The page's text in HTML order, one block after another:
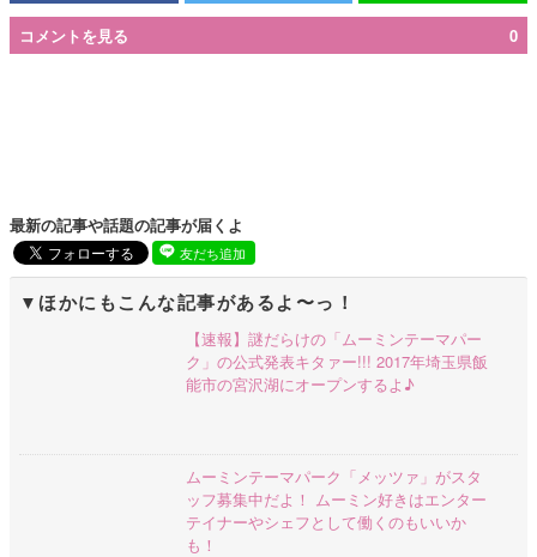
コメントを見る 0
最新の記事や話題の記事が届くよ
友だち追加
ほかにもこんな記事があるよ〜っ！
【速報】謎だらけの「ムーミンテーマパー
ク」の公式発表キタァー!!! 2017年埼玉県飯
能市の宮沢湖にオープンするよ♪
ムーミンテーマパーク「メッツァ」がスタ
ッフ募集中だよ！ ムーミン好きはエンター
テイナーやシェフとして働くのもいいか
も！